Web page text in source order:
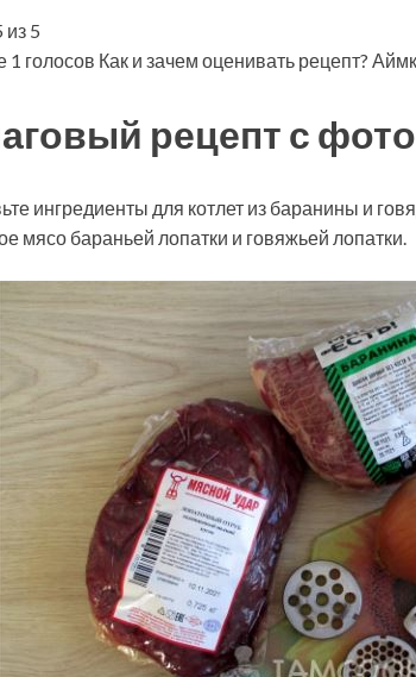
из 5
1 голосов Как и зачем оценивать рецепт?
рецепт с фото
ингредиенты для котлет из баранины и
мясо бараньей лопатки и говяжьей лопатки.